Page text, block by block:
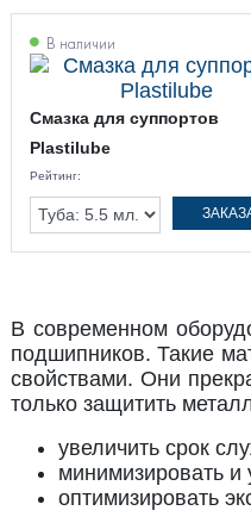
В наличии
Смазка для суппортов
Plastilube
Рейтинг:
В современном
подшипников. Такие
свойствами. Они
только защитить
увеличить срок
минимизировать и
оптимизировать